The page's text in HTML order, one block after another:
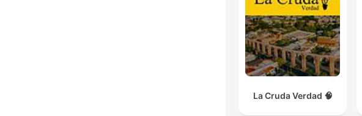
La Cruda Verdad 🧠